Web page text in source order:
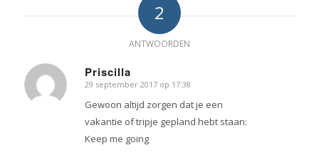
2
ANTWOORDEN
Priscilla
zegt:
29 september 2017 op 17:38
Gewoon altijd zorgen dat je een
vakantie of tripje gepland hebt staan:
Keep me going